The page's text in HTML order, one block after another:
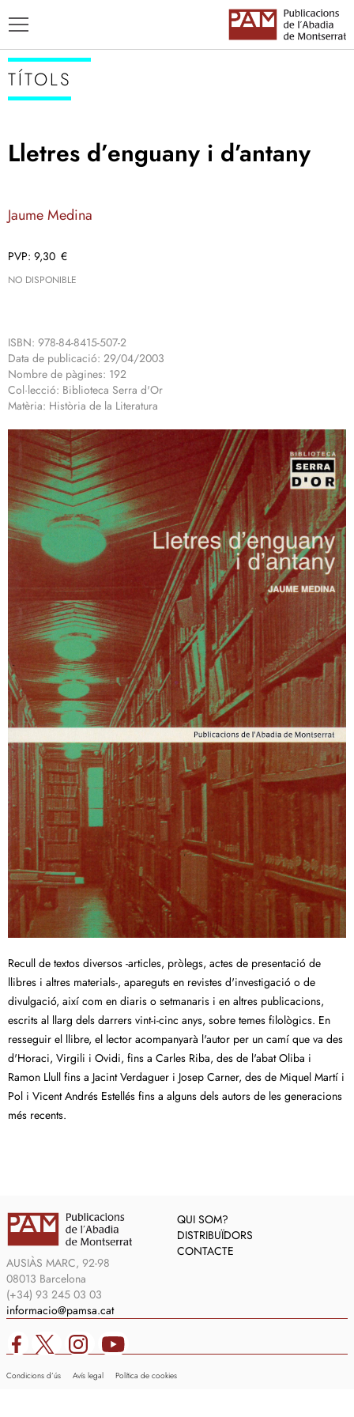
ENSENYAMENT CATALÀ
TÍTOLS
Lletres d’enguany i d’antany
Jaume Medina
9,30 €
NO DISPONIBLE
ISBN: 978-84-8415-507-2
Data de publicació: 29/04/2003
Nombre de pàgines: 192
Col·lecció: Biblioteca Serra d'Or
Matèria: Història de la Literatura
Recull de textos diversos -articles, pròlegs, actes de presentació de
llibres i altres materials-, apareguts en revistes d'investigació o de
divulgació, així com en diaris o setmanaris i en altres publicacions,
escrits al llarg dels darrers vint-i-cinc anys, sobre temes filològics. En
resseguir el llibre, el lector acompanyarà l'autor per un camí que va des
d'Horaci, Virgili i Ovidi, fins a Carles Riba, des de l'abat Oliba i
Ramon Llull fins a Jacint Verdaguer i Josep Carner, des de Miquel Martí i
Pol i Vicent Andrés Estellés fins a alguns dels autors de les generacions
més recents.
AUSIÀS MARC, 92-98
08013 Barcelona
(+34) 93 245 03 03
informacio@pamsa.cat
QUI SOM?
DISTRIBUÏDORS
CONTACTE
Condicions d’ús Avís legal Política de cookies